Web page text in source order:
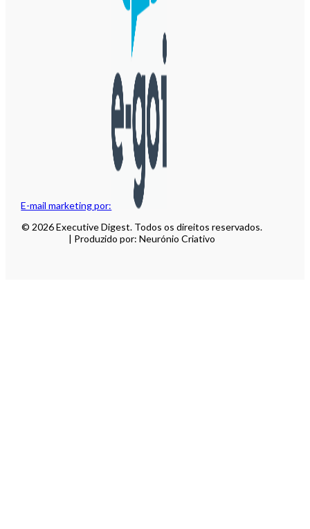
E-mail marketing por:
© 2026 Executive Digest. Todos os direitos reservados.
| Produzido por: Neurónio Criativo